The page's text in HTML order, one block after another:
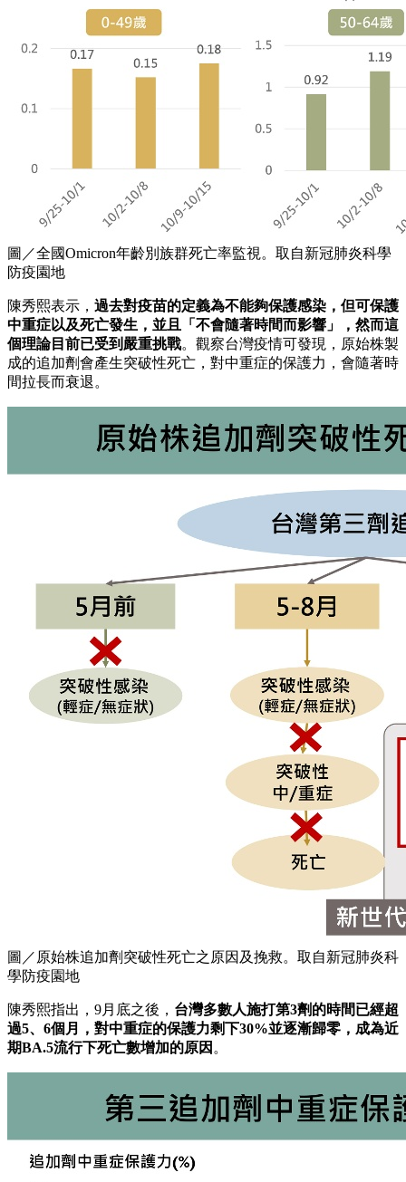
圖／全國Omicron年齡別族群死亡率監視。取自新冠肺炎科學
防疫園地
陳秀熙表示， 過去對疫苗的定義為不能夠保護感染，但可保護
中重症以及死亡發生，並且「不會隨著時間而影響」，然而這
個理論目前已受到嚴重挑戰。觀察台灣疫情可發現，原始株製
成的追加劑會產生突破性死亡，對中重症的保護力，會隨著時
間拉長而衰退。
圖／原始株追加劑突破性死亡之原因及挽救。取自新冠肺炎科
學防疫園地
陳秀熙指出，9月底之後， 台灣多數人施打第3劑的時間已經超
過5、6個月，對中重症的保護力剩下30%並逐漸歸零，成為近
期BA.5流行下死亡數增加的原因 。